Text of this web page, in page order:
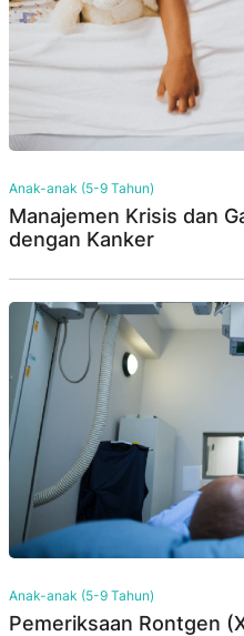
Anak-anak (5-9 Tahun)
Manajemen Krisis dan
dengan Kanker
Anak-anak (5-9 Tahun)
Pemeriksaan Rontgen